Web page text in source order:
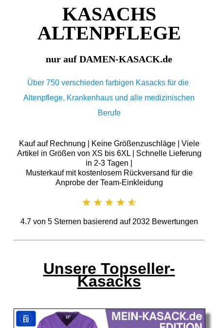
KASACHS
ALTENPFLEGE
nur auf DAMEN-KASACK.de
Über 750 verschieden farbigen Kasacks für die
Altenpflege, Krankenhaus und alle medizinischen
Berufe
Kauf auf Rechnung | Keine Größenzuschläge | Viele
Artikel in Größen von XS bis 6XL | Schnelle Lieferung
in 2-3 Tagen |
Musterkauf mit kostenlosem Rückversand für die
Anprobe der Team-Einkleidung
4.7von 5Sternen basierend auf 2032 Bewertungen
Unsere Topseller-
Kasacks